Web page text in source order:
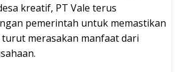
kreatif, PT Vale terus
pemerintah untuk memastikan
merasakan manfaat dari